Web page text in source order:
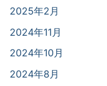
2025年2月
2024年11月
2024年10月
2024年8月